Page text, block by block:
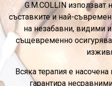
G.M.COLLIN използват
съставките и най-
на незабавни, видими и
същевременно
Всяка терапия е
гарантира